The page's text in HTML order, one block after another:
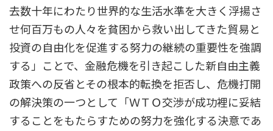
去数十年にわたり世界的な生活水準を大きく浮揚さ
せ何百万もの人々を貧困から救い出してきた貿易と
投資の自由化を促進する努力の継続の重要性を強調
する」ことで、金融危機を引き起こした新自由主義
政策への反省とその根本的転換を拒否し、危機打開
の解決策の一つとして「ＷＴＯ交渉が成功裡に妥結
することをもたらすための努力を強化する決意であ